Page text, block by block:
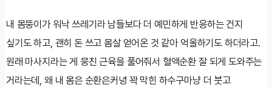
내 몸뚱이가 워낙 쓰레기라 남들보다 더 예민하게 반응하는 건지
싶기도 하고, 괜히 돈 쓰고 몸살 얻어온 것 같아 억울하기도 하더라고.
원래 마사지라는 게 뭉친 근육을 풀어줘서 혈액순환 잘 되게 도와주는
거라는데, 왜 내 몸은 순환은커녕 꽉 막힌 하수구마냥 더 붓고